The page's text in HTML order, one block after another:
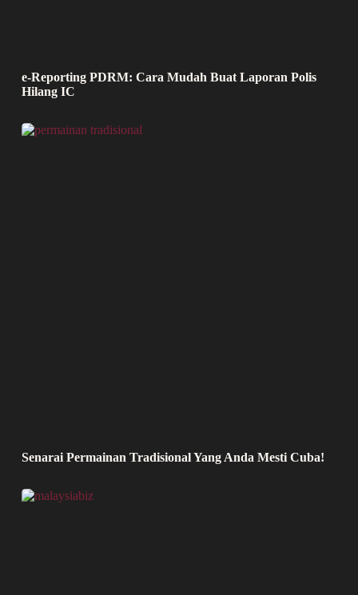
e-Reporting PDRM: Cara Mudah Buat Laporan Polis
Hilang IC
Senarai Permainan Tradisional Yang Anda Mesti Cuba!